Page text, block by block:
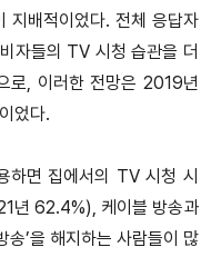
지배적이었다. 전체 응답자
자들의 TV 시청 습관을 더
로, 이러한 전망은 2019년
었다.
하면 집에서의 TV 시청 시
년 62.4%), 케이블 방송과
송’을 해지하는 사람들이 많